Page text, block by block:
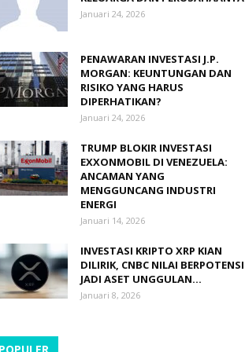
Januari 24, 2026
PENAWARAN INVESTASI J.P.
MORGAN: KEUNTUNGAN DAN
RISIKO YANG HARUS
DIPERHATIKAN?
Januari 24, 2026
TRUMP BLOKIR INVESTASI
EXXONMOBIL DI VENEZUELA:
ANCAMAN YANG
MENGGUNCANG INDUSTRI
ENERGI
Januari 14, 2026
INVESTASI KRIPTO XRP KIAN
DILIRIK, CNBC NILAI BERPOTENSI
JADI ASET UNGGULAN...
Januari 8, 2026